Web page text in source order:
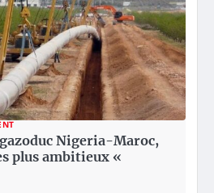
Nigeria-Maroc,
plus ambitieux «